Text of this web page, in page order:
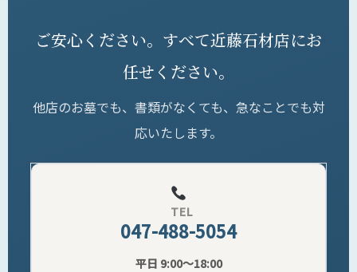
ご安心ください。すべて近藤石材店にお
任せください。
他店のお墓でも、書類がなくても、急なことでも対
応いたします。
TEL
047-488-5054
平日 9:00〜18:00